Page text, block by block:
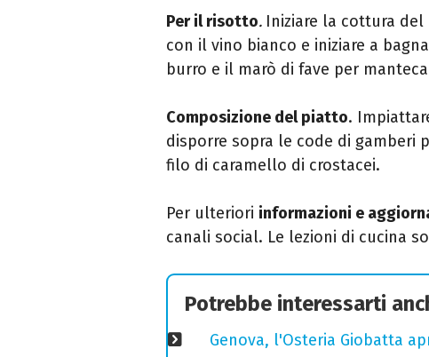
Per il risotto. Iniziare la cottura
con il vino bianco e iniziare a
burro e il marò di fave per
Composizione del piatto.
disporre sopra le code di gamberi
filo di caramello di crostacei.
Per ulteriori informazioni e
canali social. Le lezioni di cucina
Potrebbe interessarti
Genova, l'Osteria Giobatta